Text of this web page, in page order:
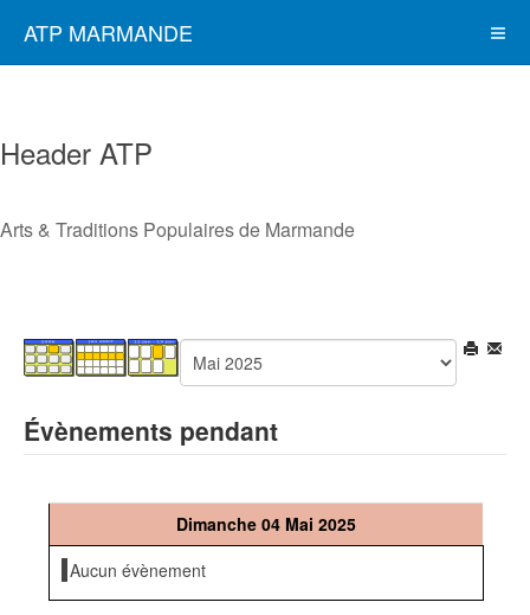
ATP MARMANDE
Header ATP
Arts & Traditions Populaires de Marmande
Évènements pendant
Dimanche 04 Mai 2025
Aucun évènement